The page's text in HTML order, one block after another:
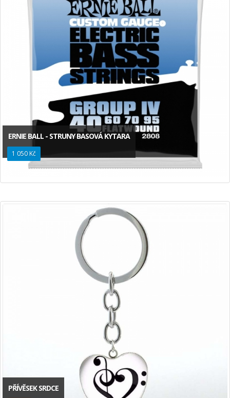
ERNIE BALL - STRUNY BASOVÁ KYTARA
1 050 Kč
PŘÍVĚSEK SRDCE